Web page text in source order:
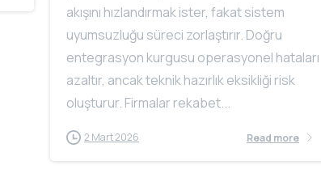
akışını hızlandırmak ister, fakat sistem
uyumsuzluğu süreci zorlaştırır. Doğru
entegrasyon kurgusu operasyonel hataları
azaltır, ancak teknik hazırlık eksikliği risk
oluşturur. Firmalar rekabet...
2 Mart 2026 Read more